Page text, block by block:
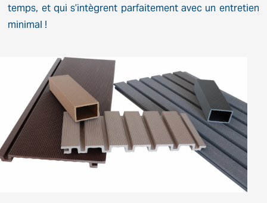
temps, et qui s’intègrent parfaitement avec un entretien
minimal !